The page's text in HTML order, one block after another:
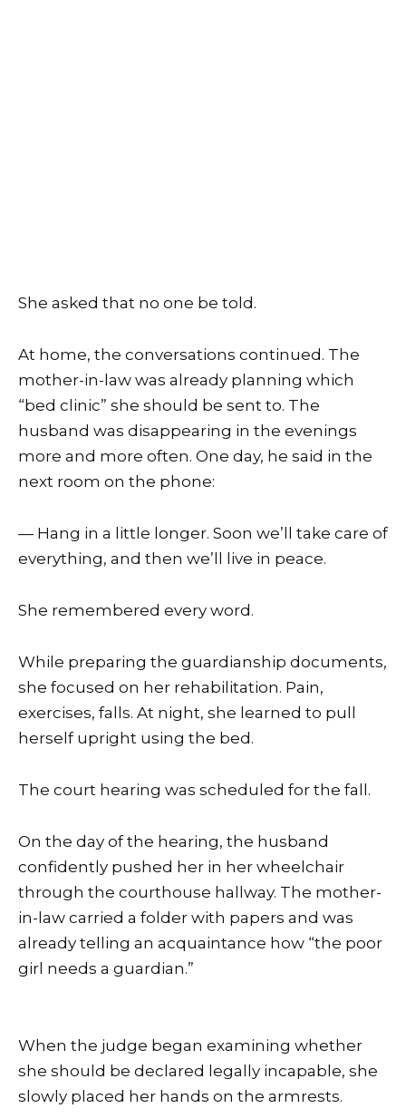
She asked that no one be told.
At home, the conversations continued. The
mother-in-law was already planning which
“bed clinic” she should be sent to. The
husband was disappearing in the evenings
more and more often. One day, he said in the
next room on the phone:
— Hang in a little longer. Soon we’ll take care of
everything, and then we’ll live in peace.
She remembered every word.
While preparing the guardianship documents,
she focused on her rehabilitation. Pain,
exercises, falls. At night, she learned to pull
herself upright using the bed.
The court hearing was scheduled for the fall.
On the day of the hearing, the husband
confidently pushed her in her wheelchair
through the courthouse hallway. The mother-
in-law carried a folder with papers and was
already telling an acquaintance how “the poor
girl needs a guardian.”
When the judge began examining whether
she should be declared legally incapable, she
slowly placed her hands on the armrests.